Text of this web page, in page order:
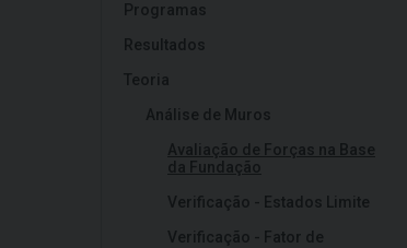
Programas
Resultados
Teoria
Análise de Muros
Avaliação de Forças na Base
da Fundação
Verificação - Estados Limite
Verificação - Fator de